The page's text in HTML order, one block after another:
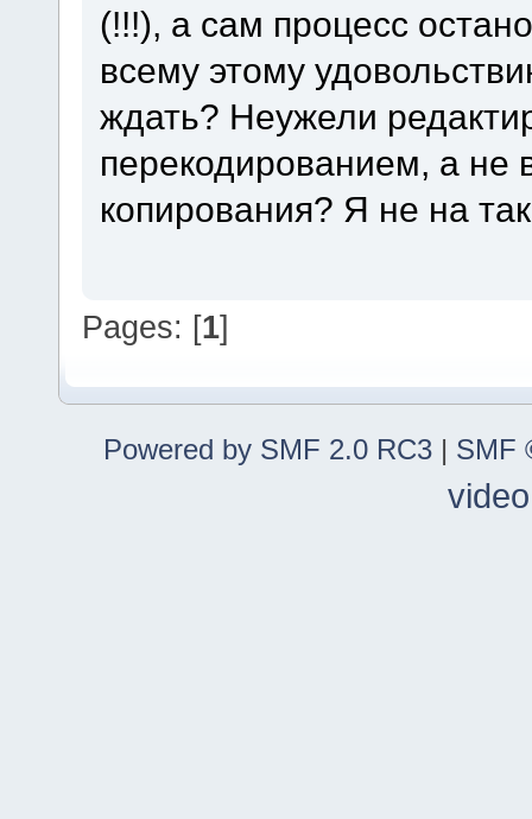
(!!!), а сам процесс
всему этому
ждать? Неужели
перекодированием, а не
копирования? Я не на
Pages: [1]
Powered by SMF 2.0 RC3 | SMF